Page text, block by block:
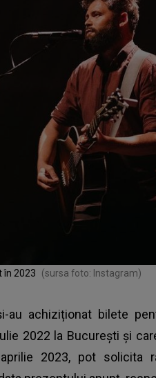
în 2023 (sursa foto: Instagram)
au achiziționat bilete
2022 la București și
2023, pot solicita